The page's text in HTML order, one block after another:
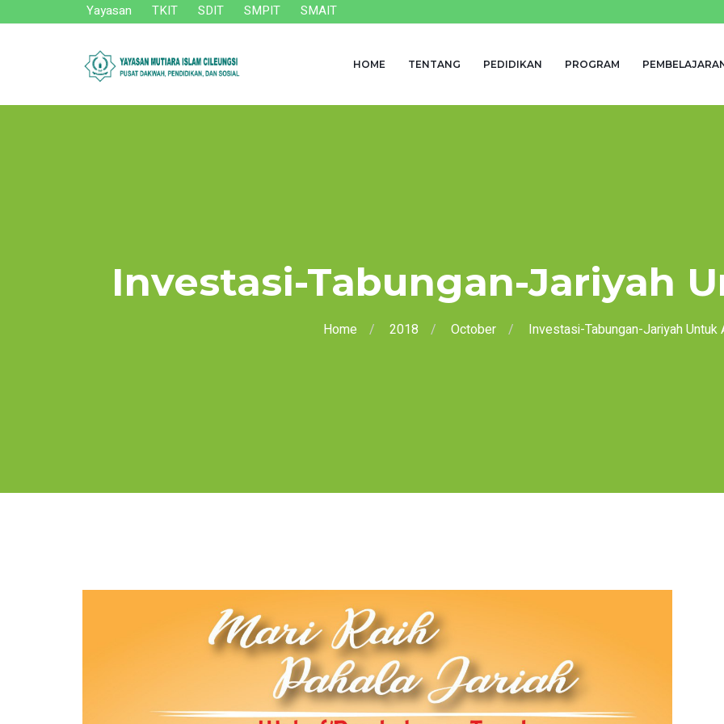
Yayasan TKIT SDIT SMPIT SMAIT
HOME TENTANG PEDIDIKAN PROGRAM
Investasi-Tabungan-Jariyah
Home 2018 October Investasi-Tabungan-Jariyah Untuk